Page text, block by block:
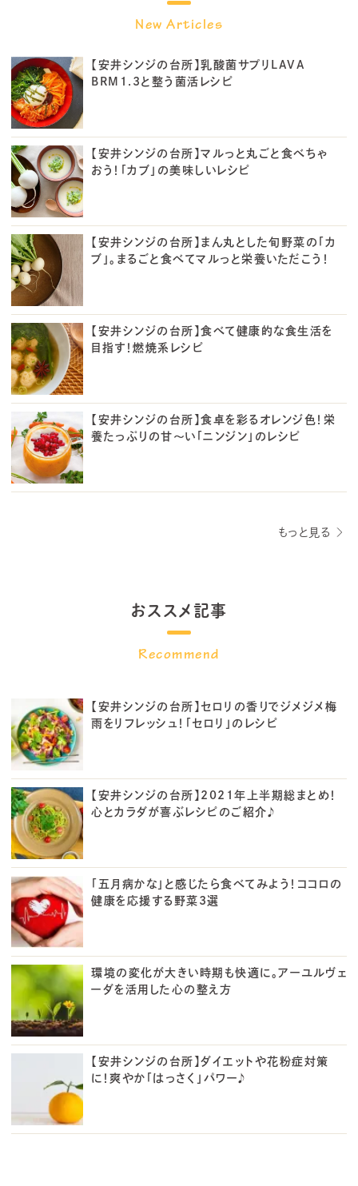
【安井シンジの台所】乳酸菌サプリLAVA
BRM1.3と整う菌活レシピ
【安井シンジの台所】マルっと丸ごと食べちゃ
おう！「カブ」の美味しいレシピ
【安井シンジの台所】まん丸とした旬野菜の「カ
ブ」。まるごと食べてマルっと栄養いただこう！
【安井シンジの台所】食べて健康的な食生活を
目指す！燃焼系レシピ
【安井シンジの台所】食卓を彩るオレンジ色！栄
養たっぷりの甘～い「ニンジン」のレシピ
もっと見る
おススメ記事
【安井シンジの台所】セロリの香りでジメジメ梅
雨をリフレッシュ！「セロリ」のレシピ
【安井シンジの台所】2021年上半期総まとめ！
心とカラダが喜ぶレシピのご紹介♪
「五月病かな」と感じたら食べてみよう！ココロの
健康を応援する野菜3選
環境の変化が大きい時期も快適に。アーユルヴェ
ーダを活用した心の整え方
【安井シンジの台所】ダイエットや花粉症対策
に！爽やか「はっさく」パワー♪